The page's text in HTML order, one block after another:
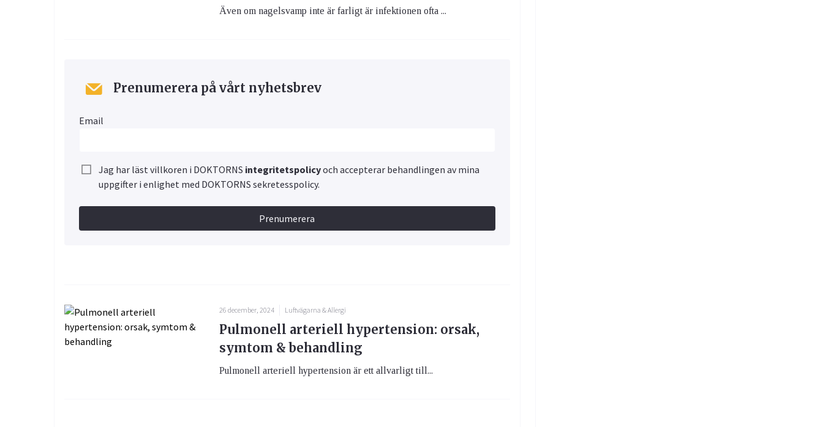
Även om nagelsvamp inte är farligt är infektionen ofta ...
Prenumerera på vårt nyhetsbrev
Email
Jag har läst villkoren i DOKTORNS integritetspolicyoch accepterar behandlingen av mina
uppgifter i enlighet med DOKTORNS sekretesspolicy.
Prenumerera
26 december, 2024 Luftvägarna & Allergi
Pulmonell arteriell hypertension: orsak,
symtom & behandling
Pulmonell arteriell hypertension är ett allvarligt till...